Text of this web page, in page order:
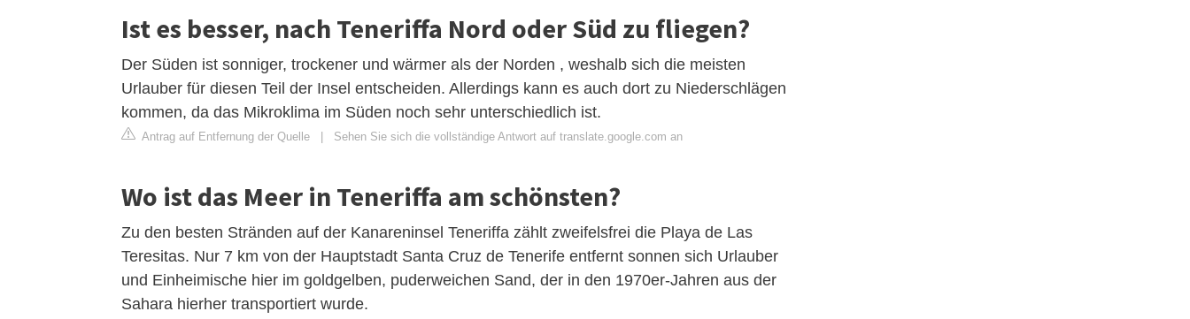
Ist es besser, nach Teneriffa Nord oder Süd zu fliegen?
Der Süden ist sonniger, trockener und wärmer als der Norden , weshalb sich die meisten
Urlauber für diesen Teil der Insel entscheiden. Allerdings kann es auch dort zu Niederschlägen
kommen, da das Mikroklima im Süden noch sehr unterschiedlich ist.
Antrag auf Entfernung der Quelle | Sehen Sie sich die vollständige Antwort auf translate.google.com an
Wo ist das Meer in Teneriffa am schönsten?
Zu den besten Stränden auf der Kanareninsel Teneriffa zählt zweifelsfrei die Playa de Las
Teresitas. Nur 7 km von der Hauptstadt Santa Cruz de Tenerife entfernt sonnen sich Urlauber
und Einheimische hier im goldgelben, puderweichen Sand, der in den 1970er-Jahren aus der
Sahara hierher transportiert wurde.